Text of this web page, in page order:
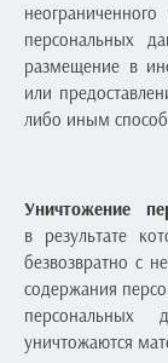
персональных
размещение в
или
либо иным
Уничтожение
в результате
безвозвратно с
содержания
уничтожаются